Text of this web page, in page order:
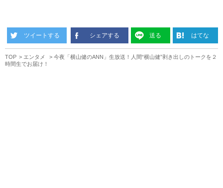
ツイートする シェアする 送る はてな
TOP エンタメ
今夜「横山健のANN」生放送！人間“横山健”剥き出しのトークを２
時間生でお届け！